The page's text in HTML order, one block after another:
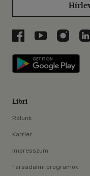
Libri aLibri aLibri
Libri
Rólunk
Karrier
Impresszum
Társadalmi programok